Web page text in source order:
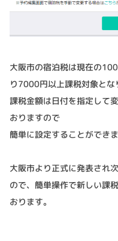
大阪市の宿泊税は現在の
り7000円以上課税対象とな
課税金額は日付を指定して
おりますので
簡単に設定することができま
大阪市より正式に発表され
ので、簡単操作で新しい課
おります。